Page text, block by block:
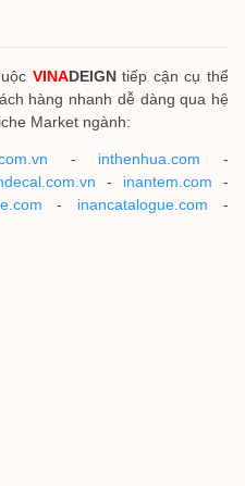
VINADEIGNtiếp cận cụ thể
hàng nhanh dễ dàng qua hệ
Market ngành:
- inthenhua.com -
- inantem.com -
- inancatalogue.com -